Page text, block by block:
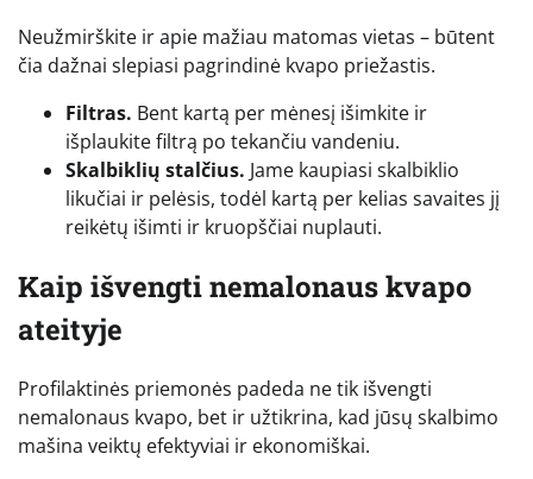
Neužmirškite ir apie mažiau matomas vietas – būtent
čia dažnai slepiasi pagrindinė kvapo priežastis.
Filtras. Bent kartą per mėnesį išimkite ir
išplaukite filtrą po tekančiu vandeniu.
Skalbiklių stalčius. Jame kaupiasi skalbiklio
likučiai ir pelėsis, todėl kartą per kelias savaites jį
reikėtų išimti ir kruopščiai nuplauti.
Kaip išvengti nemalonaus kvapo
ateityje
Profilaktinės priemonės padeda ne tik išvengti
nemalonaus kvapo, bet ir užtikrina, kad jūsų skalbimo
mašina veiktų efektyviai ir ekonomiškai.